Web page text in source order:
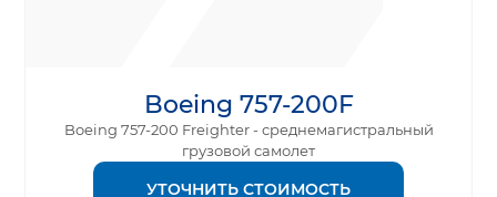
Boeing 757-200F
Boeing 757-200 Freighter - среднемагистральный
грузовой самолет
УТОЧНИТЬ СТОИМОСТЬ